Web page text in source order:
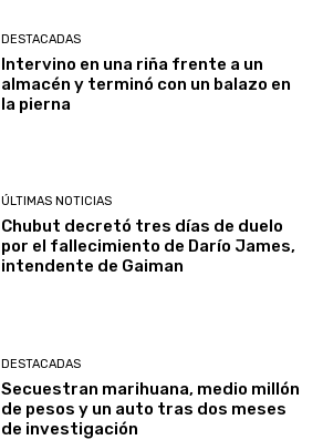
DESTACADAS
Intervino en una riña frente a un
almacén y terminó con un balazo en
la pierna
ÚLTIMAS NOTICIAS
Chubut decretó tres días de duelo
por el fallecimiento de Darío James,
intendente de Gaiman
DESTACADAS
Secuestran marihuana, medio millón
de pesos y un auto tras dos meses
de investigación